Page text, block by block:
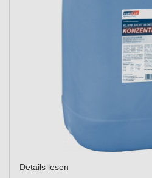
Details lesen